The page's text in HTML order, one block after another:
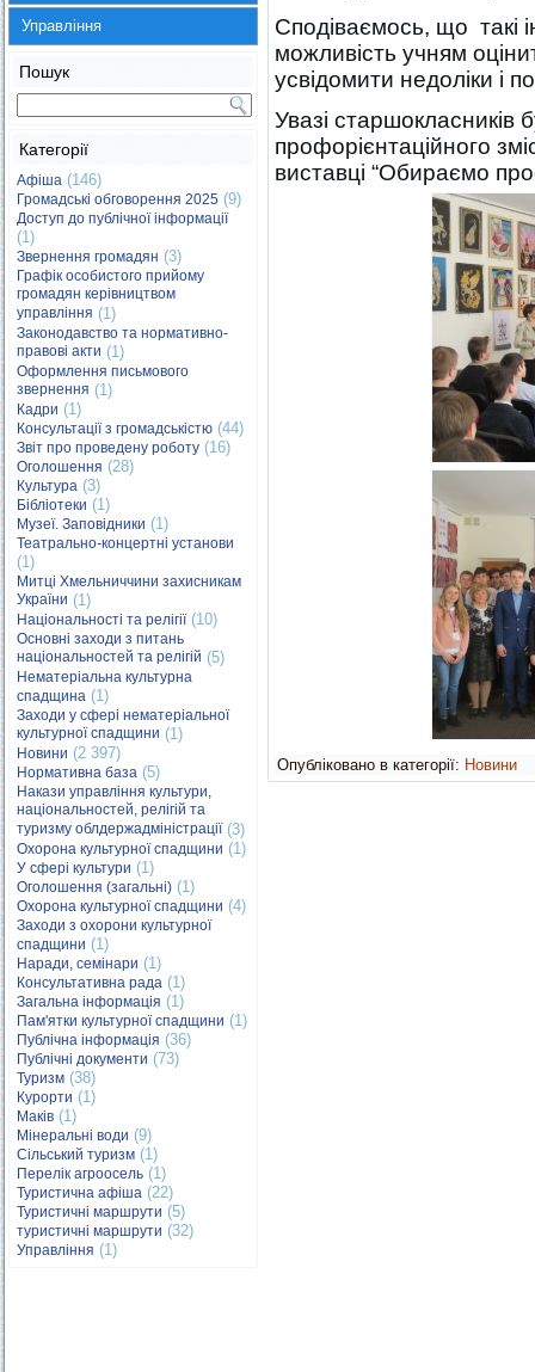
Управління
Пошук
Категорії
Афіша (146)
Громадські обговорення 2025 (9)
Доступ до публічної інформації
(1)
Звернення громадян (3)
Графік особистого прийому
громадян керівництвом
управління (1)
Законодавство та нормативно-
правові акти (1)
Оформлення письмового
звернення (1)
Кадри (1)
Консультації з громадськістю (44)
Звіт про проведену роботу (16)
Оголошення (28)
Культура (3)
Бібліотеки (1)
Музеї. Заповідники (1)
Театрально-концертні установи
(1)
Митці Хмельниччини захисникам
України (1)
Національності та релігії(10)
Основні заходи з питань
національностей та релігій (5)
Нематеріальна культурна
спадщина (1)
Заходи у сфері нематеріальної
культурної спадщини (1)
Новини (2 397)
Нормативна база (5)
Накази управління культури,
національностей, релігій та
туризму облдержадміністрації(3)
Охорона культурної спадщини (1)
У сфері культури (1)
Оголошення (загальні) (1)
Охорона культурної спадщини (4)
Заходи з охорони культурної
спадщини (1)
Наради, семінари (1)
Консультативна рада (1)
Загальна інформація (1)
Пам'ятки культурної спадщини (1)
Публічна інформація (36)
Публічні документи (73)
Туризм (38)
Курорти (1)
Маків (1)
Мінеральні води (9)
Сільський туризм (1)
Перелік агроосель (1)
Туристична афіша (22)
Туристичні маршрути (5)
туристичні маршрути (32)
Управління (1)
Сподіваємось, що такі
можливість учням
усвідомити недоліки і
Увазі старшокласників
профорієнтаційного
виставці “Обираємо
Опубліковано в категорії: Новини